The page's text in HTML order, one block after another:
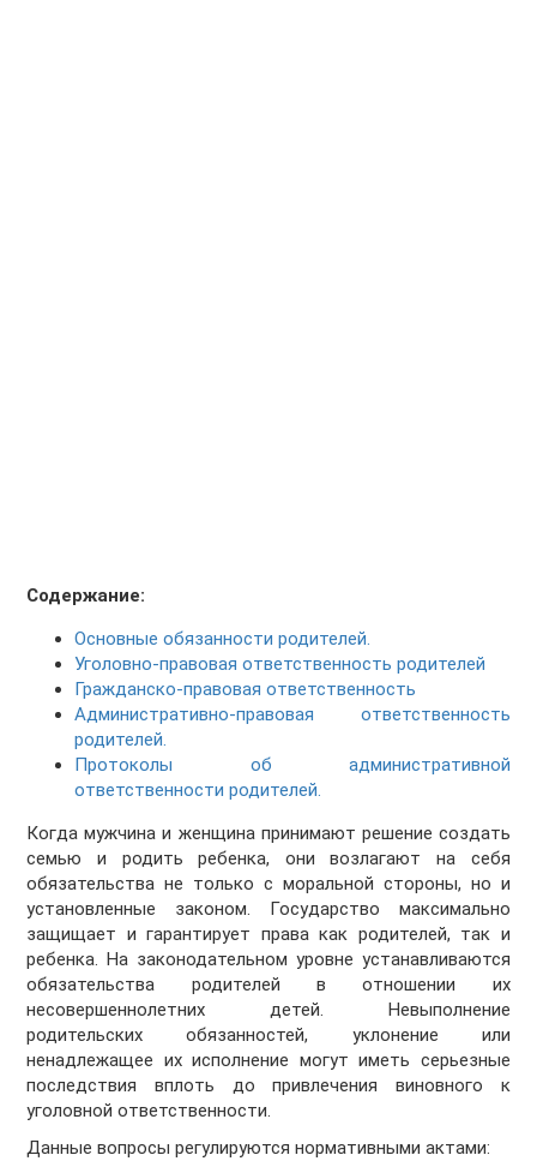
Содержание:
Основные обязанности родителей.
Уголовно-правовая ответственность родителей
Гражданско-правовая ответственность
Административно-правовая ответственность
родителей.
Протоколы об административной
ответственности родителей.
Когда мужчина и женщина принимают решение создать
семью и родить ребенка, они возлагают на себя
обязательства не только с моральной стороны, но и
установленные законом. Государство максимально
защищает и гарантирует права как родителей, так и
ребенка. На законодательном уровне устанавливаются
обязательства родителей в отношении их
несовершеннолетних детей. Невыполнение
родительских обязанностей, уклонение или
ненадлежащее их исполнение могут иметь серьезные
последствия вплоть до привлечения виновного к
уголовной ответственности.
Данные вопросы регулируются нормативными актами: